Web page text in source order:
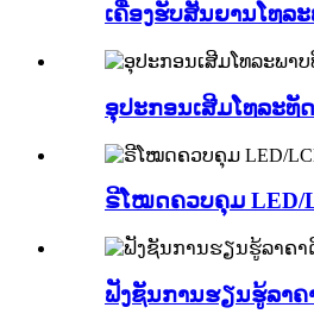
ເຄື່ອງຮັບສັນຍານໂທລ
ອຸປະກອນເສີມໂທລະທັ
ຣີໂໝດຄວບຄຸມ LED/
ຟັງຊັນການຮຽນຮູ້ລາຄ